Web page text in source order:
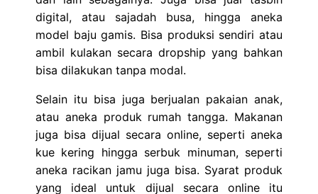
digital, atau sajadah busa, hingga aneka
model baju gamis. Bisa produksi sendiri atau
ambil kulakan secara dropship yang bahkan
bisa dilakukan tanpa modal.
Selain itu bisa juga berjualan pakaian anak,
atau aneka produk rumah tangga. Makanan
juga bisa dijual secara online, seperti aneka
kue kering hingga serbuk minuman, seperti
aneka racikan jamu juga bisa. Syarat produk
yang ideal untuk dijual secara online itu